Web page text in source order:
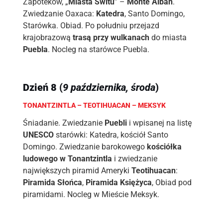
Zwiedzanie Oaxaca: Katedra, Santo Domingo,
Starówka. Obiad. Po południu przejazd
krajobrazową trasą przy wulkanachdo miasta
Puebla. Nocleg na starówce Puebla.
Dzień 8 (9 października, środa)
TONANTZINTLA – TEOTIHUACAN – MEKSYK
Śniadanie. Zwiedzanie Pueblii wpisanej na listę
UNESCOstarówki: Katedra, kościół Santo
Domingo. Zwiedzanie barokowego kościółka
ludowego w Tonantzintla i zwiedzanie
największych piramid Ameryki Teotihuacan:
Piramida Słońca, Piramida Księżyca, Obiad pod
piramidami. Nocleg w Mieście Meksyk.